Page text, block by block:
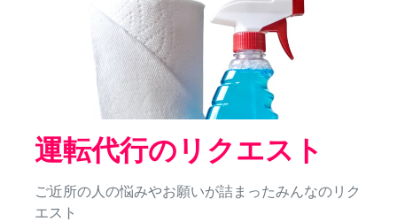
運転代行のリクエスト
ご近所の人の悩みやお願いが詰まったみんなのリク
エスト